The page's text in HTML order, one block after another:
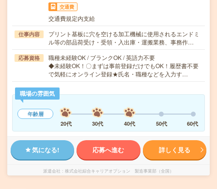
交通費
交通費規定内支給
仕事内容
プリント基板に穴を空ける加工機械に使用されるエンドミ
ル等の部品荷受け・受領・入出庫・運搬業務、事務作…
応募資格
職種未経験OK / ブランクOK / 英語力不要
◆未経験OK！〇まずは事前登録だけでもOK！履歴書不要
で気軽にオンライン登録★氏名・職種などを入力す…
職場の雰囲気
年齢層
20代
30代 40代 50代 60代
気になる! 応募へ進む 詳しく見る
派遣会社 株式会社綜合キャリアオプション 製造事業部（全国）